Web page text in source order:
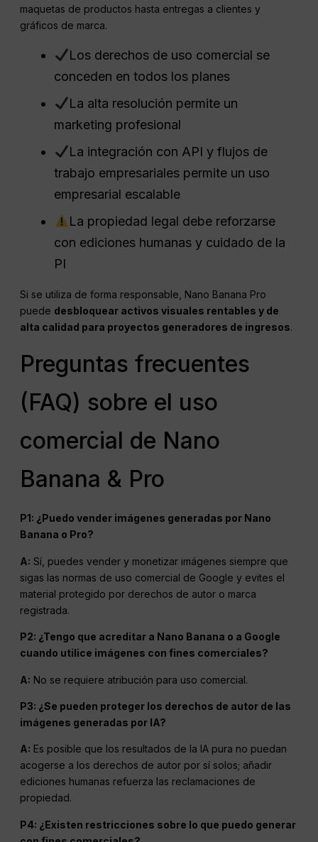
maquetas de productos hasta entregas a clientes y
gráficos de marca.
Los derechos de uso comercial se
conceden en todos los planes
La alta resolución permite un
marketing profesional
La integración con API y flujos de
trabajo empresariales permite un uso
empresarial escalable
La propiedad legal debe reforzarse
con ediciones humanas y cuidado de la
PI
Si se utiliza de forma responsable, Nano Banana Pro
puede desbloquear activos visuales rentables y de
alta calidad para proyectos generadores de ingresos.
Preguntas frecuentes
(FAQ) sobre el uso
comercial de Nano
Banana & Pro
P1: ¿Puedo vender imágenes generadas por Nano
Banana o Pro?
A: Sí, puedes vender y monetizar imágenes siempre que
sigas las normas de uso comercial de Google y evites el
material protegido por derechos de autor o marca
registrada.
P2: ¿Tengo que acreditar a Nano Banana o a Google
cuando utilice imágenes con fines comerciales?
A: No se requiere atribución para uso comercial.
P3: ¿Se pueden proteger los derechos de autor de las
imágenes generadas por IA?
A: Es posible que los resultados de la IA pura no puedan
acogerse a los derechos de autor por sí solos; añadir
ediciones humanas refuerza las reclamaciones de
propiedad.
P4: ¿Existen restricciones sobre lo que puedo generar